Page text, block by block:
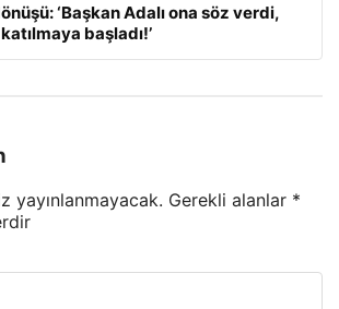
‘Başkan Adalı ona söz verdi,
başladı!’
yayınlanmayacak. Gerekli alanlar *